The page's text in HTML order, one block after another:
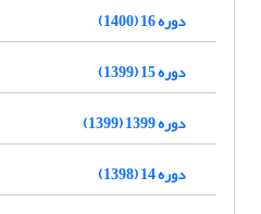
دوره 16 (1400)
دوره 15 (1399)
دوره 1399 (1399)
دوره 14 (1398)